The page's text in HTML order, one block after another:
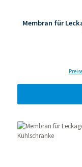
Membran für